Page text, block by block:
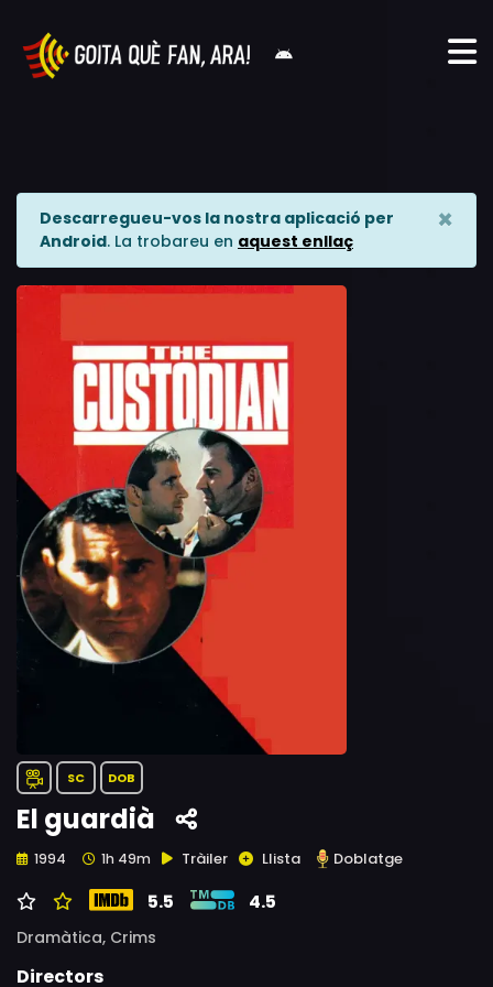
Descarregueu-vos la nostra aplicació per
Android. La trobareu en aquest enllaç
×
SC DOB
El guardià
1994 1h 49m Tràiler Llista Doblatge
5.5 4.5
Dramàtica, Crims
Directors